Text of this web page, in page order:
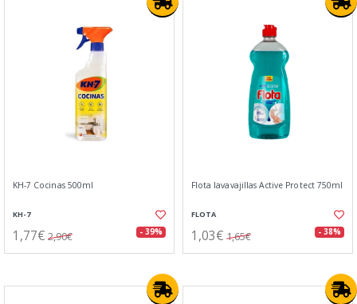
KH-7 Cocinas 500ml
KH-7
1,77€ 2,90€ - 39%
Flota lavavajillas Active Protect 750ml
FLOTA
1,03€ 1,65€ - 38%